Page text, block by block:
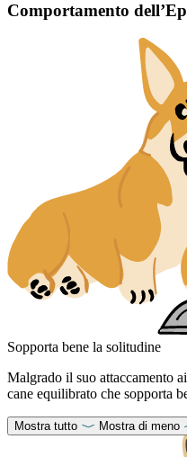
Comportamento
Sopporta bene la solitudine
Malgrado il suo attaccamento
cane equilibrato che sopporta
Mostra tutto Mostra di meno